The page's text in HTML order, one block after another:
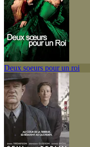
Deux soeurs pour un roi